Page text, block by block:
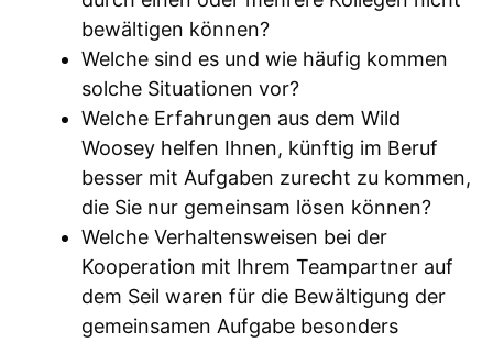
bewältigen können?
Welche sind es und wie häufig kommen
solche Situationen vor?
Welche Erfahrungen aus dem Wild
Woosey helfen Ihnen, künftig im Beruf
besser mit Aufgaben zurecht zu kommen,
die Sie nur gemeinsam lösen können?
Welche Verhaltensweisen bei der
Kooperation mit Ihrem Teampartner auf
dem Seil waren für die Bewältigung der
gemeinsamen Aufgabe besonders